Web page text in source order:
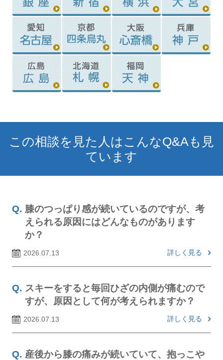
この相談を見た人はこんなQ&Aも見
ています
膝のつっぱり感が続いているのですが、考
えられる原因にはどんなものがあります
か？
2026.07.13 詳しく見る
スキーをすると毎回ひざの内側が痛むので
すが、原因として何が考えられますか？
2026.07.13 詳しく見る
産後から膝の痛みが続いていて、抱っこや